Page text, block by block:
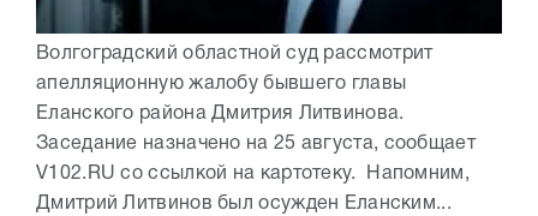
Волгоградский областной суд рассмотрит
апелляционную жалобу бывшего главы
Еланского района Дмитрия Литвинова.
Заседание назначено на 25 августа, сообщает
V102.RU со ссылкой на картотеку. Напомним,
Дмитрий Литвинов был осужден Еланским...